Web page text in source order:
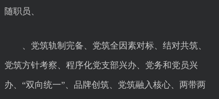
随职员、
、党筑轨制完备、党筑全因素对标、结对共筑、
党筑方针考察、程序化党支部兴办、党务和党员兴
办、“双向统一”、品牌创筑、党筑融入核心、两带两